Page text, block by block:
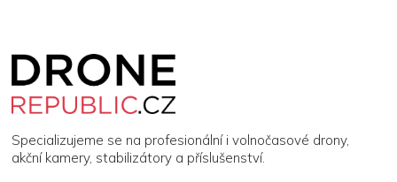
Specializujeme se na profesionální i volnočasové drony,
akční kamery, stabilizátory a příslušenství.